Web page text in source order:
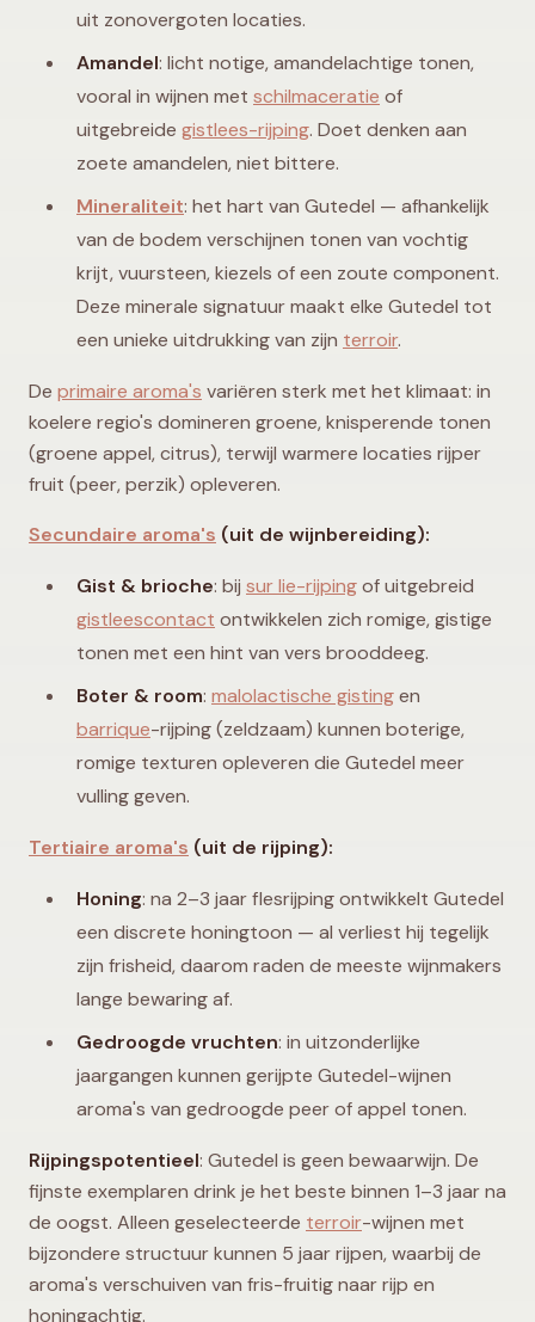
uit zonovergoten locaties.
Amandel: licht notige, amandelachtige tonen,
vooral in wijnen met schilmaceratie of
uitgebreide gistlees-rijping. Doet denken aan
zoete amandelen, niet bittere.
Mineraliteit: het hart van Gutedel — afhankelijk
van de bodem verschijnen tonen van vochtig
krijt, vuursteen, kiezels of een zoute component.
Deze minerale signatuur maakt elke Gutedel tot
een unieke uitdrukking van zijn terroir.
De primaire aroma's variëren sterk met het klimaat: in
koelere regio's domineren groene, knisperende tonen
(groene appel, citrus), terwijl warmere locaties rijper
fruit (peer, perzik) opleveren.
Secundaire aroma's (uit de wijnbereiding):
Gist & brioche: bij sur lie-rijpingof uitgebreid
gistleescontact ontwikkelen zich romige, gistige
tonen met een hint van vers brooddeeg.
Boter & room: malolactische gistingen
barrique-rijping (zeldzaam) kunnen boterige,
romige texturen opleveren die Gutedel meer
vulling geven.
Tertiaire aroma's (uit de rijping):
Honing: na 2–3 jaar flesrijping ontwikkelt Gutedel
een discrete honingtoon — al verliest hij tegelijk
zijn frisheid, daarom raden de meeste wijnmakers
lange bewaring af.
Gedroogde vruchten: in uitzonderlijke
jaargangen kunnen gerijpte Gutedel-wijnen
aroma's van gedroogde peer of appel tonen.
Rijpingspotentieel: Gutedel is geen bewaarwijn. De
fijnste exemplaren drink je het beste binnen 1–3 jaar na
de oogst. Alleen geselecteerde terroir-wijnen met
bijzondere structuur kunnen 5 jaar rijpen, waarbij de
aroma's verschuiven van fris-fruitig naar rijp en
honingachtig.